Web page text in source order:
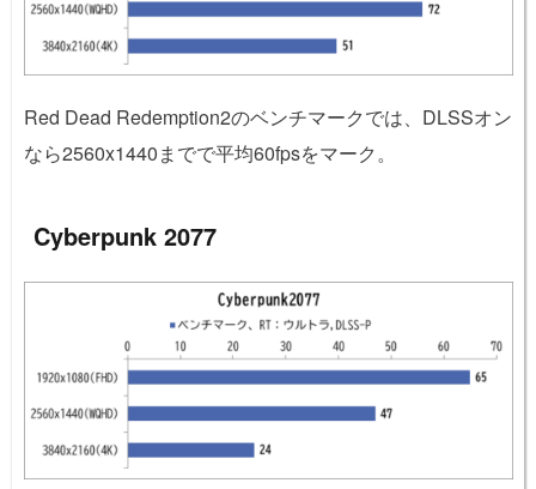
Red Dead Redemption2のベンチマークでは、DLSSオン
なら2560x1440までで平均60fpsをマーク。
Cyberpunk 2077